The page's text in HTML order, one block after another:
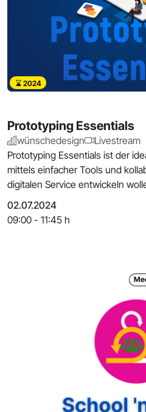
2024
Prototyping Essentials
wünschedesign
Livestream
Prototyping Essentials ist der
mittels einfacher Tools und
digitalen Service entwickeln
02.07.2024
09:00 - 11:45 h